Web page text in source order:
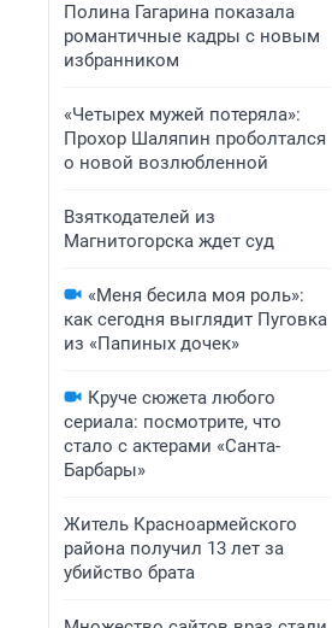
Полина Гагарина показала
романтичные кадры с новым
избранником
«Четырех мужей потеряла»:
Прохор Шаляпин проболтался
о новой возлюбленной
Взяткодателей из
Магнитогорска ждет суд
«Меня бесила моя роль»:
как сегодня выглядит Пуговка
из «Папиных дочек»
Круче сюжета любого
сериала: посмотрите, что
стало с актерами «Санта-
Барбары»
Житель Красноармейского
района получил 13 лет за
убийство брата